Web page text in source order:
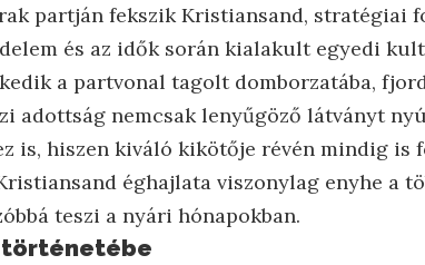
partján fekszik Kristiansand, stratégiai
és az idők során kialakult egyedi
a partvonal tagolt domborzatába,
adottság nemcsak lenyűgöző látványt
is, hiszen kiváló kikötője révén mindig is
éghajlata viszonylag enyhe a
teszi a nyári hónapokban.
történetébe